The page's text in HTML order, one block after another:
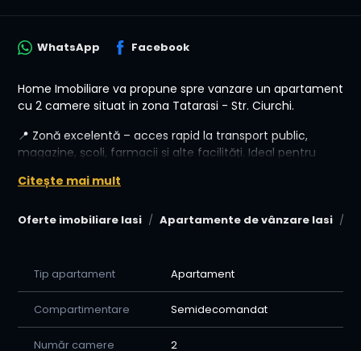
Oferte imobiliare Iasi Apartamente de vânzare Iasi
WhatsApp Facebook
Home Imobiliare va propune spre vanzare un apartament
cu 2 camere situat in zona Tatarasi - Str. Ciurchi.
📍 Zonă excelentă – acces rapid la transport public,
magazine, școli, farmacii și alte facilități. Ideal pentru
💰 Preț: 79.999 € - doar plata cash
-Oferim consiliere si asistenta permanenta pana la
semnarea contractului de vanzare cumparare (relatia
vanzator-cumparator-banca-notar, cat si alte institutii)
-Va sprijinim in procesul de creditare avand o relatie de
Citește mai mult
Tip apartament Apartament
Compartimentare Semidecomandat
Număr camere 2